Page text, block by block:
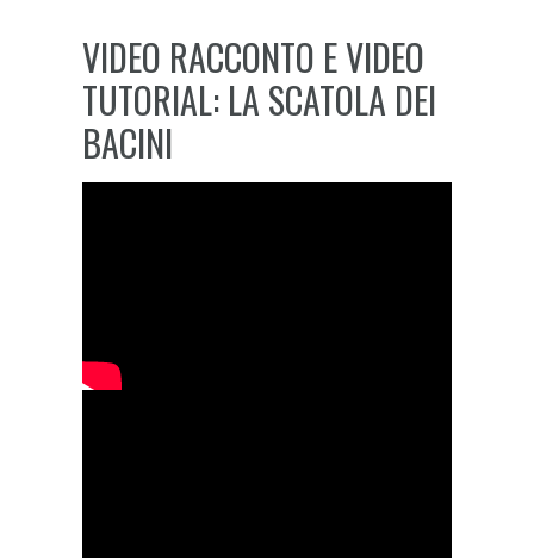
VIDEO RACCONTO E VIDEO
TUTORIAL: LA SCATOLA DEI
BACINI